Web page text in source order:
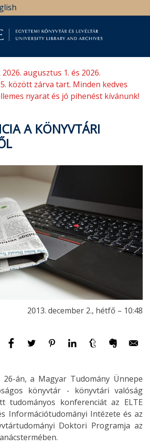
augusztus 1. és 2026.
között zárva tart. Minden kedves
nyarat és jó pihenést kívánunk!
A KÖNYVTÁRI
2013. december 2., hétfő – 10:48
26-án, a Magyar Tudomány Ünnepe
könyvtár - könyvtári valóság
tudományos konferenciát az ELTE
Információtudományi Intézete és az
Doktori Programja az